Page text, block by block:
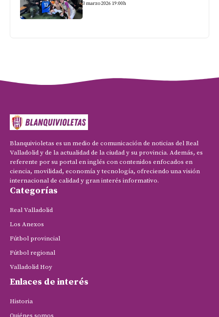
3 marzo 2026 19:00h
Blanquivioletas es un medio de comunicación de noticias del Real
Valladolid y de la actualidad de la ciudad y su provincia. Además, es
referente por su portal en inglés con contenidos enfocados en
ciencia, movilidad, economía y tecnología, ofreciendo una visión
internacional de calidad y gran interés informativo.
Categorías
Real Valladolid
Los Anexos
Fútbol provincial
Fútbol regional
Valladolid Hoy
Enlaces de interés
Historia